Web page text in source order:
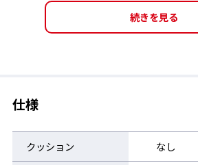
仕様
クッション なし